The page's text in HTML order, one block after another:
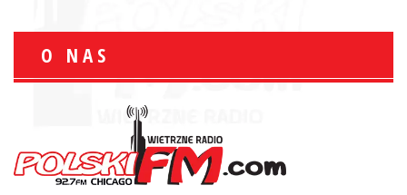
O NAS